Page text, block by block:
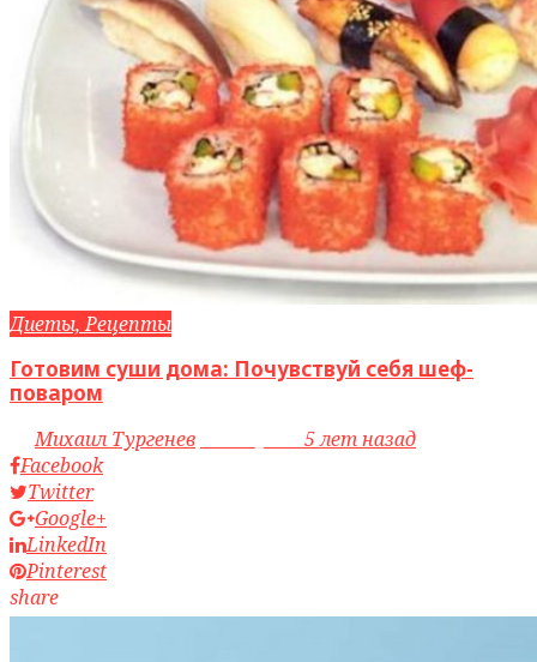
Диеты, Рецепты
Готовим суши дома: Почувствуй себя шеф-
поваром
byМихаил Тургенев
5 лет назад
Facebook
Twitter
Google+
LinkedIn
Pinterest
share